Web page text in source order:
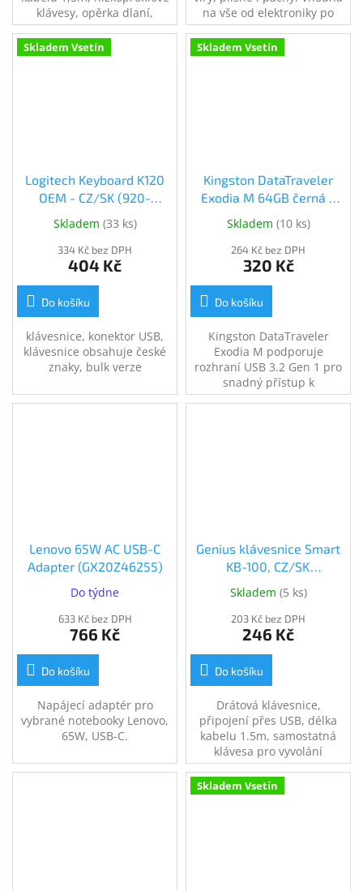
klávesy, opěrka dlaní,
samostatná klávesa pro
vyvolání Microsoft Copilot,
české rozložení kláves,
na vše od elektroniky po
koupelny, kuchyně či
interiér auta. 200ml
antigravitační rozprašovač.
Skladem Vsetín
Logitech Keyboard K120
OEM - CZ/SK (920-
Skladem (33 ks)
334 Kč bez DPH
404 Kč
Do košíku
klávesnice, konektor USB,
klávesnice obsahuje české
znaky, bulk verze
Skladem Vsetín
Kingston DataTraveler
Exodia M 64GB černá +
Skladem (10 ks)
264 Kč bez DPH
320 Kč
Do košíku
Kingston DataTraveler
Exodia M podporuje
rozhraní USB 3.2 Gen 1 pro
snadný přístup k
notebookům, stolním
Lenovo 65W AC USB-C
Adapter (GX20Z46255)
Do týdne
633 Kč bez DPH
766 Kč
Do košíku
Napájecí adaptér pro
vybrané notebooky Lenovo,
65W, USB-C.
Genius klávesnice Smart
KB-100, CZ/SK
(31300005423)
Skladem (5 ks)
203 Kč bez DPH
246 Kč
Do košíku
Drátová klávesnice,
připojení přes USB, délka
kabelu 1.5m, samostatná
klávesa pro vyvolání
Microsoft Copilot, české
rozložení kláves,
SmartGenius aplikace pro
Skladem Vsetín